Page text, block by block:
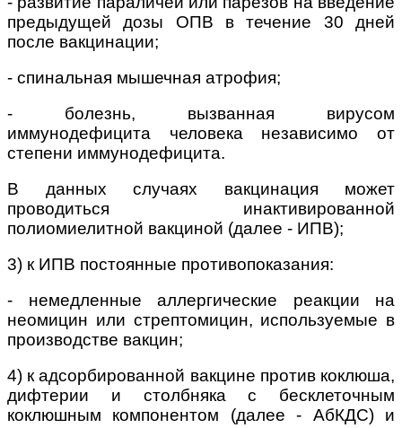
предыдущей дозы ОПВ в течение 30 дней
после вакцинации;
- спинальная мышечная атрофия;
- болезнь, вызванная вирусом
иммунодефицита человека независимо от
степени иммунодефицита.
В данных случаях вакцинация может
проводиться инактивированной
полиомиелитной вакциной (далее - ИПВ);
3) к ИПВ постоянные противопоказания:
- немедленные аллергические реакции на
неомицин или стрептомицин, используемые в
производстве вакцин;
4) к адсорбированной вакцине против коклюша,
дифтерии и столбняка с бесклеточным
коклюшным компонентом (далее - АбКДС) и